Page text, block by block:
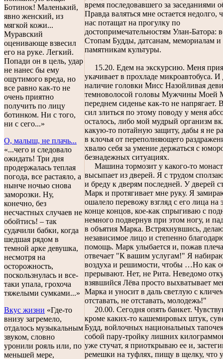
Ботинок! Маленький,
явно женский, из
мягкой кожи...
Муравский
оценивающе взвесил
его на руке. Легкий.
Попади он в цель, удар
не нанес бы ему
ощутимого вреда, но
все равно как-то не
очень приятно
получить по лицу
ботинком. Ни с того,
ни с сего...»
О, малыш, не плачь...
«...чего и следовало
ожидать! Три дня
продержалась теплая
погода, все растаяло, а
нынче ночью снова
заморозки. Ну,
конечно, без
несчастных случаев не
обойтись! – так
судачили бабки, когда
шедшая рядом в
темной арке девушка,
несмотря на
осторожность,
поскользнулась и все-
таки упала, грохоча
тяжелыми сумками...»
Вкус жизни «Где-то
внизу загремело,
отдалось музыкальным
звуком, словно
уронили рояль или, по
меньшей мере,
время последовавшего за заседаниями
Правда валяться мне остается недолго,
нас потащат на прогулку по
достопримечательностям Улан-Батора:
Стопам Будды, датсанам, мемориалам
памятникам культуры.
15.20. Едем на экскурсию. Меня
укачивает в прохладе микроавтобуса. И
наличие головки Мисс Назойливая
темноволосой головы Мужчины Моей
переднем сиденье как-то не напрягает.
сил злиться по этому поводу у меня
осталось, либо мой мудрый организм
какую-то потайную защиту, дабы я не
в клочья от переполняющего
хвалю себя за умение держаться с
безнадежных ситуациях.
Машина тормозит у какого-то
высыпает из дверей. Я с трудом
и бреду к дверям последней. У дверей
Марк и протягивает мне руку. Я
ошалело перевожу взгляд с его лица на
конце концов, кое-как спрыгиваю с
немного подвернув при этом ногу, и
в объятия Марка. Встряхнувшись,
независимое лицо и степенно
помощь. Марк улыбается и, пожав
отвечает "К вашим услугам!" Я
воздуха и решимости, чтобы …Но как
прерывают. Нет, не Рита. Неведомо
взявшийся Лёва просто выхватывает
Марка и уносит в даль светлую с
отставать, не отставать, молодежь!"
20.00. Сегодня опять банкет.
кроме каких-то кашемировых штук,
Будд, войлочных национальных
собой пару-тройку лишних
уже стучат, я приоткрываю ее и,
ремешки на туфлях, пищу в щелку, что